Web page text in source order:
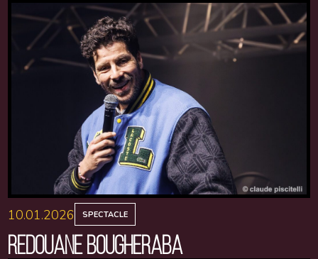
10.01.2026 SPECTACLE
REDOUANE BOUGHERABA